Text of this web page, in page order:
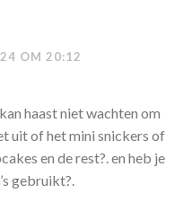
OM 20:12
haast niet wachten om
uit of het mini snickers of
en de rest?. en heb je
gebruikt?.